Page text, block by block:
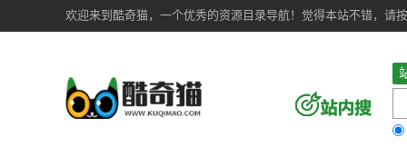
欢迎来到酷奇猫，一个优秀的资源目录导航！觉得本站不错，请